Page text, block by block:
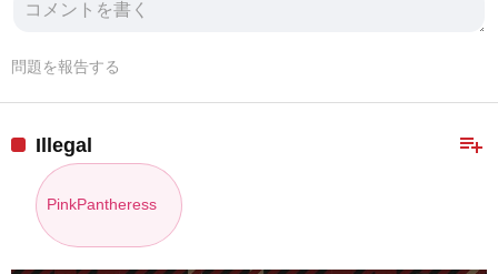
問題を報告する
playlist_add
Illegal
PinkPantheress